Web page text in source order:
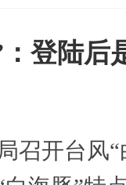
登陆
召开台风